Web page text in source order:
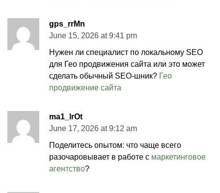
gps_rrMn
June 15, 2026 at 9:41 pm
Нужен ли специалист по локальному SEO
для Гео продвижения сайта или это может
сделать обычный SEO-шник? Гео
продвижение сайта
ma1_lrOt
June 17, 2026 at 9:12 am
Поделитесь опытом: что чаще всего
разочаровывает в работе с маркетинговое
агентство?